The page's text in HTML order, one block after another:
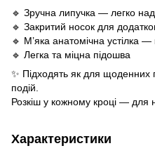
🔹 Зручна липучка — легко
🔹 Закритий носок для
🔹 М’яка анатомічна устілка
🔹 Легка та міцна підошва
✨ Підходять як для щоденних
подій.
Розкіш у кожному кроці — для
Характеристики